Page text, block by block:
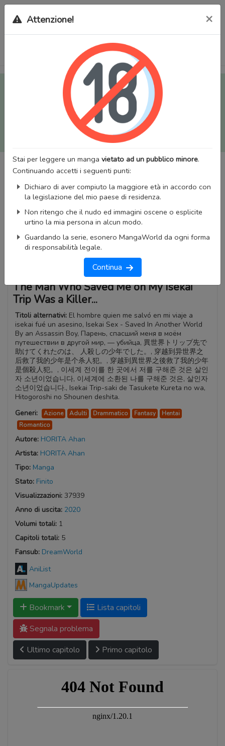
Tutti i Doujinshi e Manga per adulti (+18) sono stati trasferiti
sul nostro nuovo sito (
mangaworldadult.net
); invece, per i
Manga classici, puoi utilizzare
MangaWorld
Potrai effettuare illogincon il tuo account di MangaWorld
tutti i dati sono condivisi tra i due siti,
perderai alcun dato, inclusi bookmarks e premium
Attenzione! ×
Stai per leggere un manga vietato ad un pubblico minore.
Continuando accetti i seguenti punti:
Dichiaro di aver compiuto la maggiore età in accordo con
la legislazione del mio paese di residenza.
Non ritengo che il nudo ed immagini oscene o esplicite
urtino la mia persona in alcun modo.
Guardando la serie, esonero MangaWorld da ogni forma
di responsabilità legale.
Continua
The Man Who Saved Me on My Isekai
Trip Was a Killer...
Titoli alternativi: El hombre quien me salvó en mi viaje a
isekai fué un asesino, Isekai Sex - Saved In Another World
By an Assassin Boy, Парень, спасший меня в моём
путешествии в другой мир, — убийца, 異世界トリップ先で
助けてくれたのは、 人殺しの少年でした。, 穿越到异世界之
后救了我的少年是个杀人犯。, 穿越到異世界之後救了我的少年
是個殺人犯。, 이세계 전이를 한 곳에서 저를 구해준 것은 살인
자 소년이었습니다, 이세계에 소환된 나를 구해준 것은, 살인자
소년이었습니다., Isekai Trip-saki de Tasukete Kureta no wa,
Hitogoroshi no Shounen deshita.
Generi:
Azione Adulti Drammatico Fantasy
Hentai
Romantico
Autore: HORITA Ahan
Artista: HORITA Ahan
Tipo: Manga
Stato: Finito
Visualizzazioni: 37939
Anno di uscita: 2020
Volumi totali: 1
Capitoli totali: 5
Fansub: DreamWorld
AniList
MangaUpdates
Bookmark
Lista capitoli
Segnala problema
Ultimo capitolo
Primo capitolo